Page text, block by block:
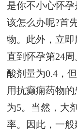
是你不小心怀
该怎么办呢?首
物。此外，立即
直到怀孕第24
酸剂量为0.4，
用抗癫痫药物
为5。当然，大
率。因此，一